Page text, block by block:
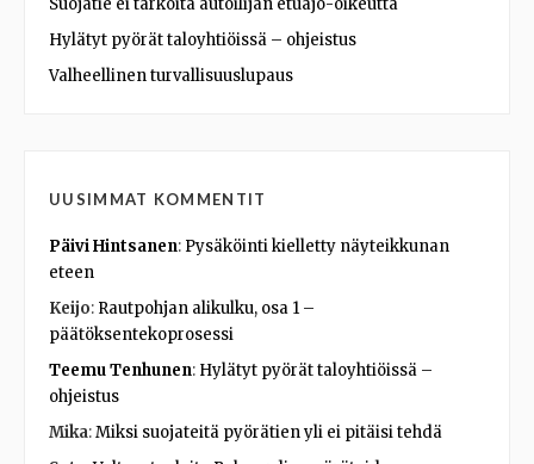
Suojatie ei tarkoita autoilijan etuajo-oikeutta
Hylätyt pyörät taloyhtiöissä – ohjeistus
Valheellinen turvallisuuslupaus
UUSIMMAT KOMMENTIT
Päivi Hintsanen: Pysäköinti kielletty näyteikkunan
eteen
Keijo: Rautpohjan alikulku, osa 1 –
päätöksentekoprosessi
Teemu Tenhunen: Hylätyt pyörät taloyhtiöissä –
ohjeistus
Mika:Miksi suojateitä pyörätien yli ei pitäisi tehdä